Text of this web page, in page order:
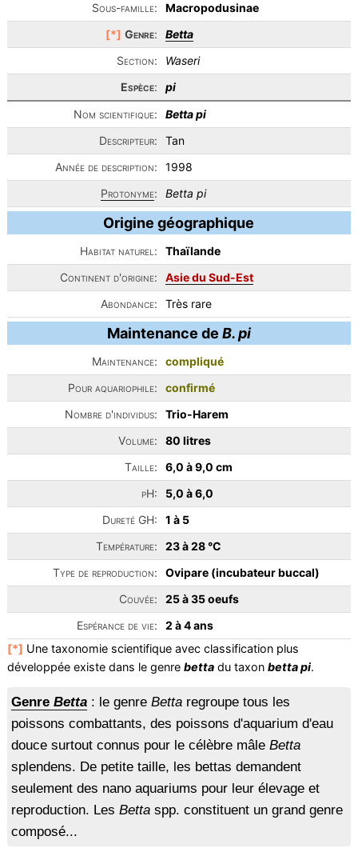
Sous-famille:
Macropodusinae
[*] Genre:
Betta
Section:
Waseri
Espèce:
pi
Nom scientifique:
Betta pi
Descripteur:
Tan
Année de description:
1998
Protonyme: Betta pi
Origine géographique
Habitat naturel:
Thaïlande
Continent d'origine:
Asie du Sud-Est
Abondance:
Très rare
Maintenance de B. pi
Maintenance:
compliqué
Pour aquariophile:
confirmé
Nombre d'individus:
Trio-Harem
Volume:
80 litres
Taille:
6,0 à 9,0 cm
pH:
5,0 à 6,0
Dureté GH:
1 à 5
Température:
23 à 28 °C
Type de reproduction:
Ovipare (incubateur buccal)
Couvée:
25 à 35 oeufs
Espérance de vie:
2 à 4 ans
[*] Une taxonomie scientifique avec classification plus
développée existe dans le genre bettadu taxon betta pi.
Genre Betta: le genre Bettaregroupe tous les
poissons combattants, des poissons d'aquarium d'eau
douce surtout connus pour le célèbre mâle Betta
splendens. De petite taille, les bettas demandent
seulement des nano aquariums pour leur élevage et
reproduction. Les Bettaspp. constituent un grand genre
composé...